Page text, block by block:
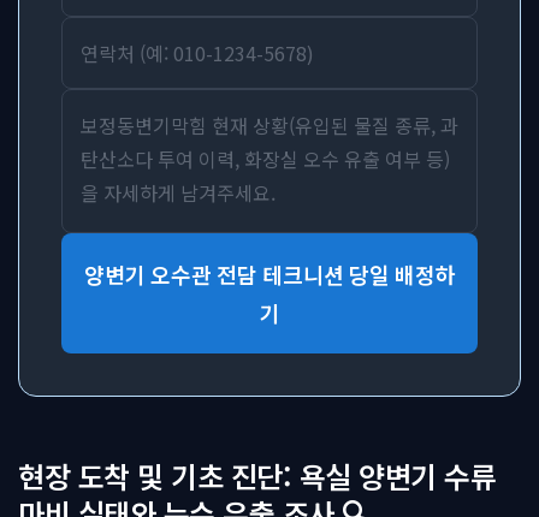
양변기 오수관 전담 테크니션 당일 배정하
기
현장 도착 및 기초 진단: 욕실 양변기 수류